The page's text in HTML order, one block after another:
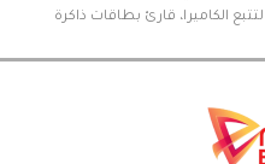
لتتبع الكاميرا، قارئ بطاقات ذاكرة
بطاقات SD وMicro SD/T